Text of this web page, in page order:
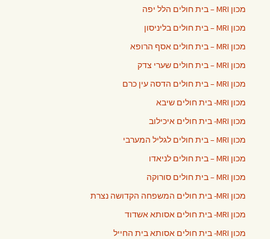
מכון MRI – בית חולים הלל יפה
מכון MRI – בית חולים בליניסון
מכון MRI – בית חולים אסף הרופא
מכון MRI – בית חולים שערי צדק
מכון MRI – בית חולים הדסה עין כרם
מכון MRI- בית חולים שיבא
מכון MRI- בית חולים איכילוב
מכון MRI – בית חולים לגליל המערבי
מכון MRI – בית חולים לניאדו
מכון MRI – בית חולים סורוקה
מכון MRI- בית חולים המשפחה הקדושה נצרת
מכון MRI- בית חולים אסותא אשדוד
מכון MRI- בית חולים אסותא בית החייל